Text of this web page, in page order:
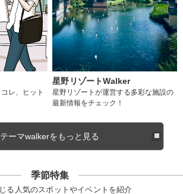
レ、ヒット
星野リゾートWalker
星野リゾートが運営する多彩な施設の
最新情報をチェック！
テーマwalkerをもっと見る
季節特集
る人気のスポットやイベントを紹介